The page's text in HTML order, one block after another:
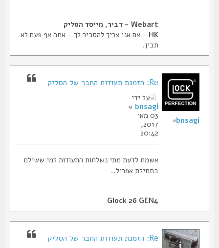
Webart - דביר, מייסד הסליק
- אם אני צריך להסביר לך - אתה אף פעם לא
תבין.
Re: הזמנת תעודות החבר של הסליק
על ידי
bnsagi
»
03 מאי
2017,
20:42
אשמח לדעת מתי נשלחות התעודות למי ששילם
בתחילת אפריל..
Glock 26 GEN4
bnsagi
Re: הזמנת תעודות החבר של הסליק